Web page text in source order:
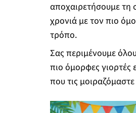
αποχαιρετήσουμε τη
χρονιά με τον πιο
τρόπο.
Σας περιμένουμε
πιο όμορφες γιορτές
που τις μοιραζόμαστε